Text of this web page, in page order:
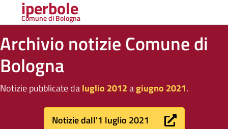
iperbole
Comune di Bologna
Archivio notizie Comune di
Bologna
Notizie pubblicate daluglio 2012agiugno 2021.
Notizie dall'1 luglio 2021